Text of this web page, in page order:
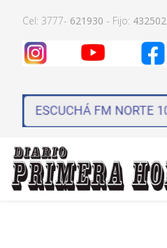
Cel: 3777- 621930 - Fijo: 432502